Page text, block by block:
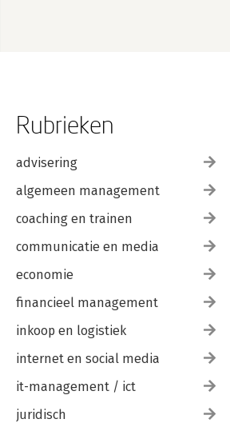
Rubrieken
advisering
algemeen management
coaching en trainen
communicatie en media
economie
financieel management
inkoop en logistiek
internet en social media
it-management / ict
juridisch